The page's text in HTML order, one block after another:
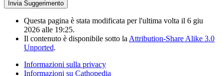
Questa pagina è stata modificata per l'ultima volta il 6 giu
2026 alle 19:25.
Il contenuto è disponibile sotto la Attribution-Share Alike 3.0
Unported.
Informazioni sulla privacy
Informazioni su Cathopedia